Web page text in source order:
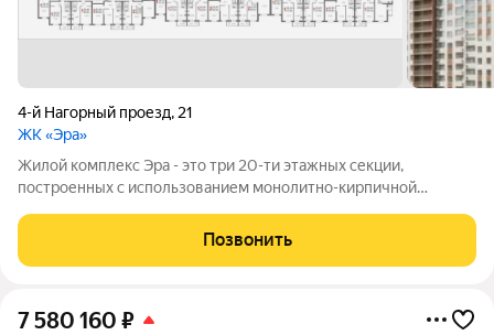
4-й Нагорный проезд, 21
ЖК «Эра»
Жилой комплекс Эра - это три 20-ти этажных секции,
построенных с использованием монолитно-кирпичной
первый этаж и наличие крышной котельной, позволяющей
будущим жителям дома самим контролировать
Позвонить
7 580 160 ₽